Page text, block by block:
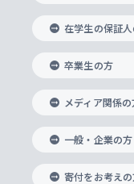
外国語学部
総合グロー
国際教養学
理工学部
思考と表現
データサイ
上智大学で
海外で学ぶ
大学院
神学研究科
実践宗教
助産学専攻科
生涯学習
グローバル
比較文化研
ヨーロッ
アジア文化
重点領域研
研究活動に
心身の健康
ハラスメ
障がいの
キャリア形成
キャリア
就職（内
住まいのサ
研究生・外
交換留学生(
ノンディグ
Sophia
上智大学の
上智大学の
ソフィア
上智大学
グローバルエ
上智大学
国連
上智大学公
学校法人上
数字で見る
在学生の保証
卒業生の方
メディア関係の
一般・企業の方
寄付をお考え